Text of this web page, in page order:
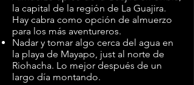
la capital de la región de La Guajira.
Hay cabra como opción de almuerzo
para los más aventureros.
Nadar y tomar algo cerca del agua en
la playa de Mayapo, just al norte de
Riohacha. Lo mejor después de un
largo día montando.